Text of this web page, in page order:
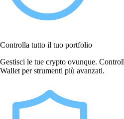
Controlla tutto il tuo portfolio
Gestisci le tue crypto ovunque.
Wallet per strumenti più avanzati.